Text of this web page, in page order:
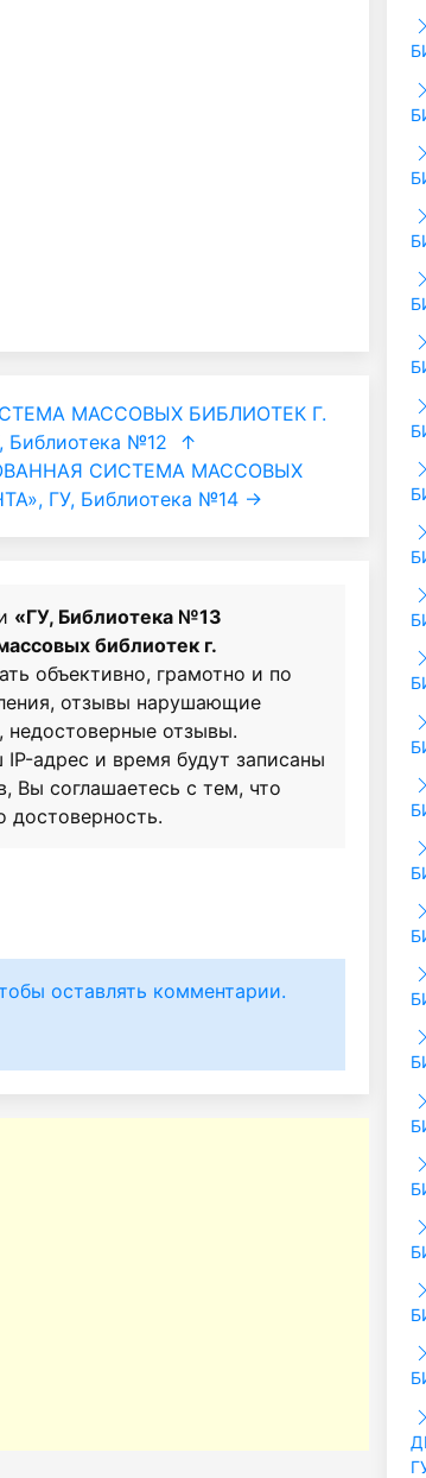
МАССОВЫХ БИБЛИОТЕК Г.
№12
↑
СИСТЕМА МАССОВЫХ
ГУ, Библиотека №14 →
«ГУ, Библиотека №13
библиотек г.
объективно, грамотно и по
отзывы нарушающие
недостоверные отзывы.
адрес и время будут записаны
Вы соглашаетесь с тем, что
достоверность.
оставлять комментарии.